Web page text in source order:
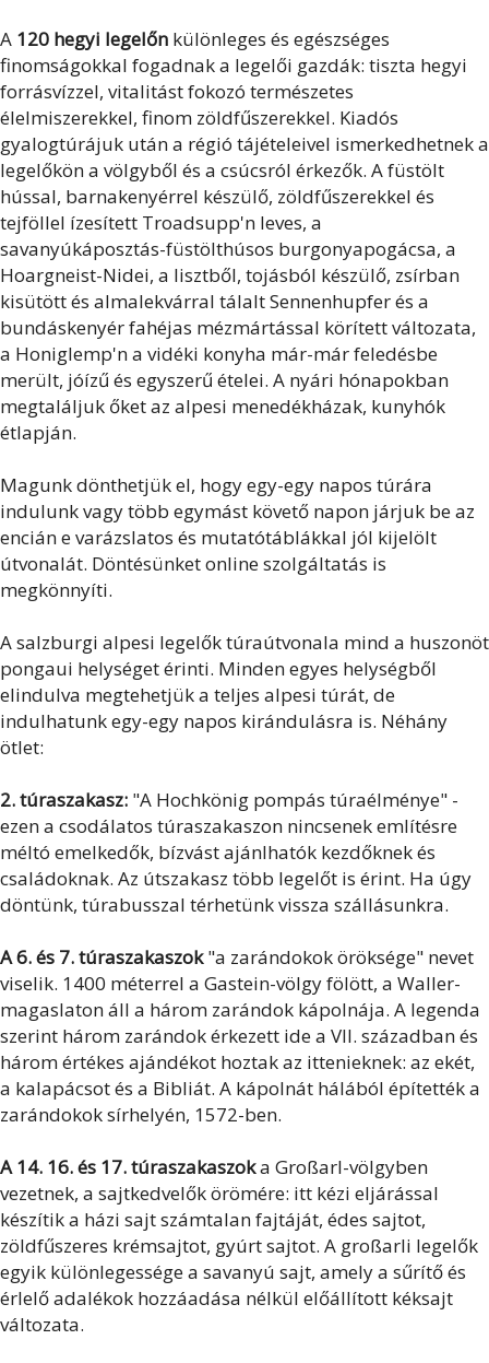
A 120 hegyi legelőn különleges és egészséges
finomságokkal fogadnak a legelői gazdák: tiszta hegyi
forrásvízzel, vitalitást fokozó természetes
élelmiszerekkel, finom zöldfűszerekkel. Kiadós
gyalogtúrájuk után a régió tájételeivel ismerkedhetnek a
legelőkön a völgyből és a csúcsról érkezők. A füstölt
hússal, barnakenyérrel készülő, zöldfűszerekkel és
tejföllel ízesített Troadsupp'n leves, a
savanyúkáposztás-füstölthúsos burgonyapogácsa, a
Hoargneist-Nidei, a lisztből, tojásból készülő, zsírban
kisütött és almalekvárral tálalt Sennenhupfer és a
bundáskenyér fahéjas mézmártással körített változata,
a Honiglemp'n a vidéki konyha már-már feledésbe
merült, jóízű és egyszerű ételei. A nyári hónapokban
megtaláljuk őket az alpesi menedékházak, kunyhók
étlapján.
Magunk dönthetjük el, hogy egy-egy napos túrára
indulunk vagy több egymást követő napon járjuk be az
encián e varázslatos és mutatótáblákkal jól kijelölt
útvonalát. Döntésünket online szolgáltatás is
megkönnyíti.
A salzburgi alpesi legelők túraútvonala mind a huszonöt
pongaui helységet érinti. Minden egyes helységből
elindulva megtehetjük a teljes alpesi túrát, de
indulhatunk egy-egy napos kirándulásra is. Néhány
ötlet:
2. túraszakasz: "A Hochkönig pompás túraélménye" -
ezen a csodálatos túraszakaszon nincsenek említésre
méltó emelkedők, bízvást ajánlhatók kezdőknek és
családoknak. Az útszakasz több legelőt is érint. Ha úgy
döntünk, túrabusszal térhetünk vissza szállásunkra.
A 6. és 7. túraszakaszok"a zarándokok öröksége" nevet
viselik. 1400 méterrel a Gastein-völgy fölött, a Waller-
magaslaton áll a három zarándok kápolnája. A legenda
szerint három zarándok érkezett ide a VII. században és
három értékes ajándékot hoztak az ittenieknek: az ekét,
a kalapácsot és a Bibliát. A kápolnát hálából építették a
zarándokok sírhelyén, 1572-ben.
A 14. 16. és 17. túraszakaszoka Großarl-völgyben
vezetnek, a sajtkedvelők örömére: itt kézi eljárással
készítik a házi sajt számtalan fajtáját, édes sajtot,
zöldfűszeres krémsajtot, gyúrt sajtot. A großarli legelők
egyik különlegessége a savanyú sajt, amely a sűrítő és
érlelő adalékok hozzáadása nélkül előállított kéksajt
változata.